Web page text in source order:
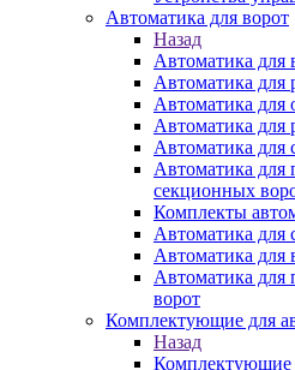
Автоматика для ворот
Назад
Автоматика для
Автоматика для
Автоматика для
Автоматика для
Автоматика для
Автоматика
секционных
Комплекты
Автоматика для
Автоматика для
Автоматика для
ворот
Комплектующие для
Назад
Комплектующие